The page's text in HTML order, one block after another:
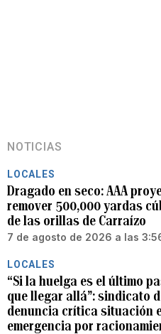
NOTICIAS
LOCALES
Dragado en seco: AAA
remover 500,000 yardas
de las orillas de Carraízo
7 de agosto de 2026 a las
LOCALES
“Si la huelga es el último
que llegar allá”: sindicato
denuncia crítica situación
emergencia por